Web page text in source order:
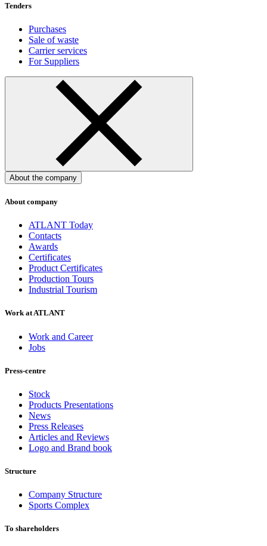
Tenders
Purchases
Sale of waste
Carrier services
For Suppliers
About the company
About company
ATLANT Today
Contacts
Awards
Certificates
Product Certificates
Production Tours
Industrial Tourism
Work at ATLANT
Work and Career
Jobs
Press-centre
Stock
Products Presentations
News
Press Releases
Articles and Reviews
Logo and Brand book
Structure
Company Structure
Sports Complex
To shareholders